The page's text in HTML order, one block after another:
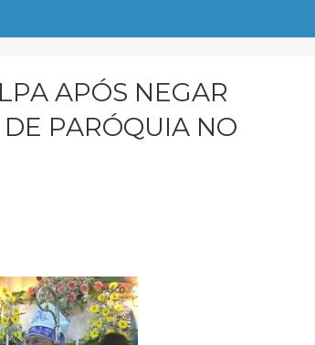
APÓS NEGAR
PARÓQUIA NO